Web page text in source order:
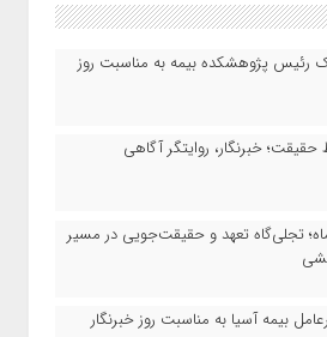
رئیس پژوهشکده بیمه به مناسبت روز
حقیقت؛ خبرنگار، روایتگر آگاهی
تجلی‌گاه تعهد و حقیقت‌جویی در مسیر
بیمه آسیا به مناسبت روز خبرنگار